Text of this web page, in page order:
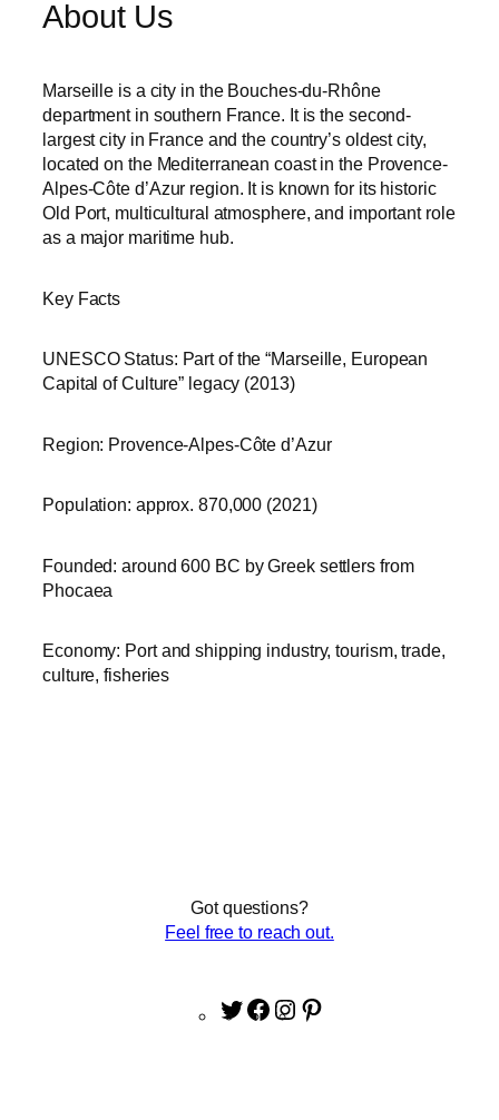
About Us
Marseille is a city in the Bouches-du-Rhône
department in southern France. It is the second-
largest city in France and the country’s oldest city,
located on the Mediterranean coast in the Provence-
Alpes-Côte d’Azur region. It is known for its historic
Old Port, multicultural atmosphere, and important role
as a major maritime hub.
Key Facts
UNESCO Status: Part of the “Marseille, European
Capital of Culture” legacy (2013)
Region: Provence-Alpes-Côte d’Azur
Population: approx. 870,000 (2021)
Founded: around 600 BC by Greek settlers from
Phocaea
Economy: Port and shipping industry, tourism, trade,
culture, fisheries
Got questions?
Feel free to reach out.
TwitterFacebook
Instagram